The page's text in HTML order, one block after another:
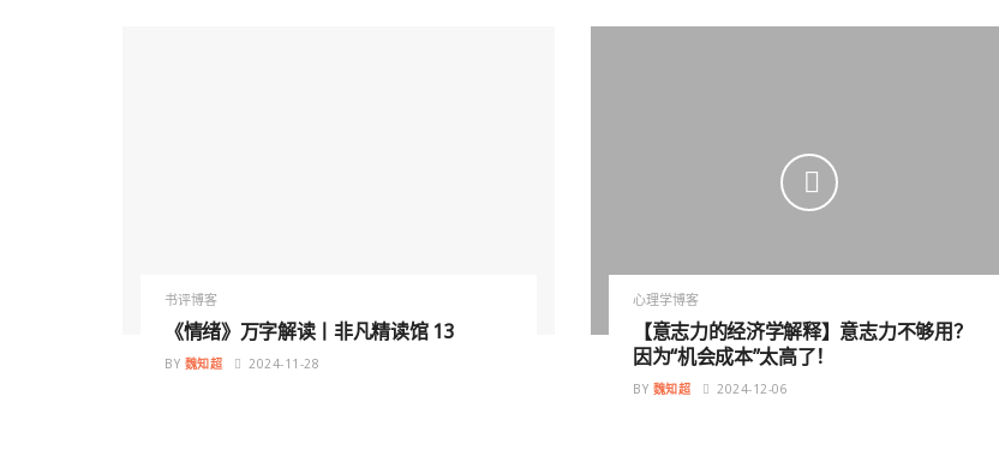
书评博客
《情绪》万字解读丨非凡精读馆 13
BY 魏知超 2024-11-28
心理学博客
【意志力的经济学解释】意志力不够用？
因为“机会成本”太高了！
BY 魏知超 2024-12-06